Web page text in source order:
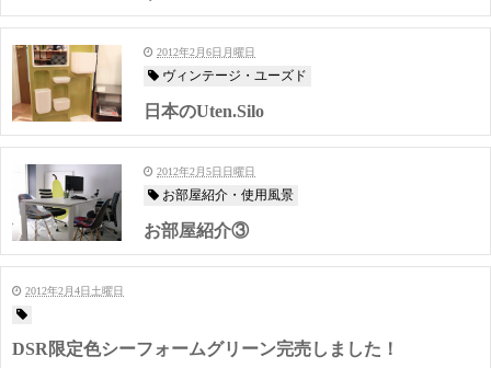
2012年2月6日月曜日
ヴィンテージ・ユーズド
日本のUten.Silo
2012年2月5日日曜日
お部屋紹介・使用風景
お部屋紹介③
2012年2月4日土曜日
DSR限定色シーフォームグリーン完売しました！